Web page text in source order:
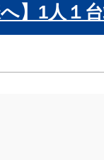
】1人１